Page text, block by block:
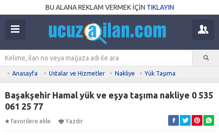
BU ALANA REKLAM VERMEK İÇİN TIKLAYIN
Anasayfa Ustalar ve Hizmetler Nakliye Yük Taşıma
Başakşehir Hamal yük ve eşya taşıma nakliye 0 535
061 25 77
Favorilere ekle Yazdır